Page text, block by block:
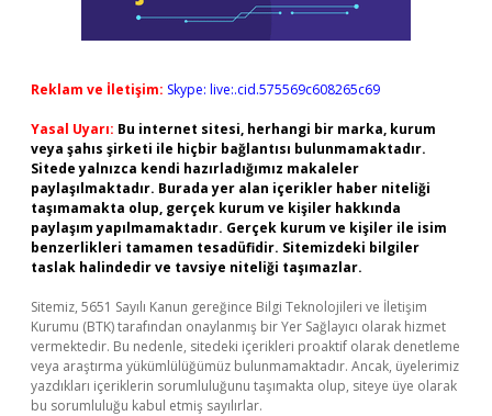
Reklam ve İletişim: Skype: live:.cid.575569c608265c69
Yasal Uyarı: Bu internet sitesi, herhangi bir marka, kurum
veya şahıs şirketi ile hiçbir bağlantısı bulunmamaktadır.
Sitede yalnızca kendi hazırladığımız makaleler
paylaşılmaktadır. Burada yer alan içerikler haber niteliği
taşımamakta olup, gerçek kurum ve kişiler hakkında
paylaşım yapılmamaktadır. Gerçek kurum ve kişiler ile isim
benzerlikleri tamamen tesadüfidir. Sitemizdeki bilgiler
taslak halindedir ve tavsiye niteliği taşımazlar.
Sitemiz, 5651 Sayılı Kanun gereğince Bilgi Teknolojileri ve İletişim
Kurumu (BTK) tarafından onaylanmış bir Yer Sağlayıcı olarak hizmet
vermektedir. Bu nedenle, sitedeki içerikleri proaktif olarak denetleme
veya araştırma yükümlülüğümüz bulunmamaktadır. Ancak, üyelerimiz
yazdıkları içeriklerin sorumluluğunu taşımakta olup, siteye üye olarak
bu sorumluluğu kabul etmiş sayılırlar.